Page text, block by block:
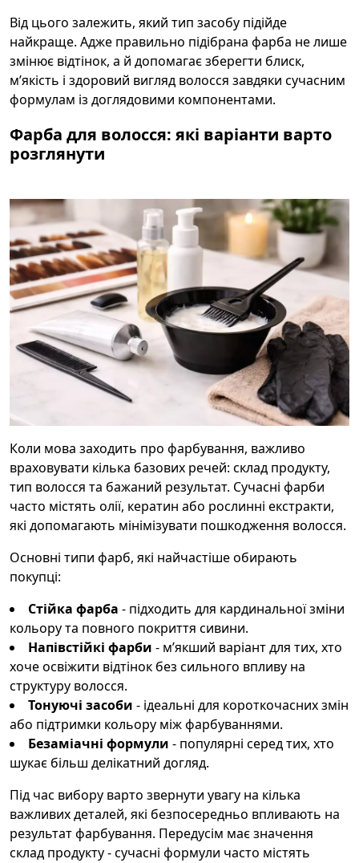
Від цього залежить, який тип засобу підійде
найкраще. Адже правильно підібрана фарба не лише
змінює відтінок, а й допомагає зберегти блиск,
м’якість і здоровий вигляд волосся завдяки сучасним
формулам із доглядовими компонентами.
Фарба для волосся: які варіанти варто
розглянути
Коли мова заходить про фарбування, важливо
враховувати кілька базових речей: склад продукту,
тип волосся та бажаний результат. Сучасні фарби
часто містять олії, кератин або рослинні екстракти,
які допомагають мінімізувати пошкодження волосся.
Основні типи фарб, які найчастіше обирають
покупці:
Стійка фарба - підходить для кардинальної зміни
кольору та повного покриття сивини.
Напівстійкі фарби - м’якший варіант для тих, хто
хоче освіжити відтінок без сильного впливу на
структуру волосся.
Тонуючі засоби - ідеальні для короткочасних змін
або підтримки кольору між фарбуваннями.
Безаміачні формули - популярні серед тих, хто
шукає більш делікатний догляд.
Під час вибору варто звернути увагу на кілька
важливих деталей, які безпосередньо впливають на
результат фарбування. Передусім має значення
склад продукту - сучасні формули часто містять